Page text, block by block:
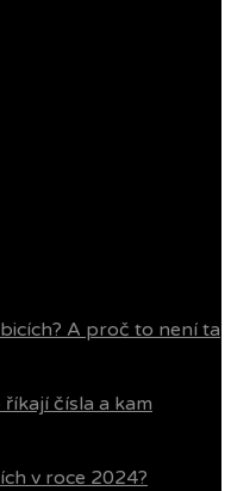
A proč to není ta
čísla a kam
v roce 2024?